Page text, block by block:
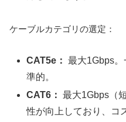
ケーブルカテゴリの選定：
CAT5e： 最大1Gbps
準的。
CAT6： 最大1Gbps（
性が向上しており、コ